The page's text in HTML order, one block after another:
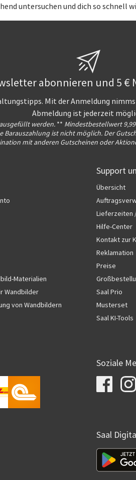
untersuchen und dich so schnell
abonnieren und 5 €
Mit der Anmeldung
Abmeldung ist jederzeit
werden. ** Mindestbestellwert
Barauszahlung ist nicht möglich. Der
mit anderen Gutscheinen oder
Materialien
Wandbilder
von Wandbildern
Support
Übersicht
Lieferzeiten
Hilfe-Center
Kontakt zur
Reklamation
Preise
Saal Prio
Musterset
Saal KI-Tools
Soziale
Saal